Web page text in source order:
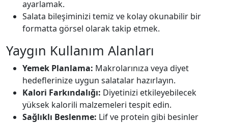
ayarlamak.
Salata bileşiminizi temiz ve kolay okunabilir bir
formatta görsel olarak takip etmek.
Yaygın Kullanım Alanları
Yemek Planlama: Makrolarınıza veya diyet
hedeflerinize uygun salatalar hazırlayın.
Kalori Farkındalığı: Diyetinizi etkileyebilecek
yüksek kalorili malzemeleri tespit edin.
Sağlıklı Beslenme: Lif ve protein gibi besinler